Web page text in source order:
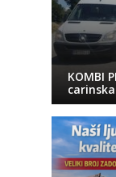
KOMBI